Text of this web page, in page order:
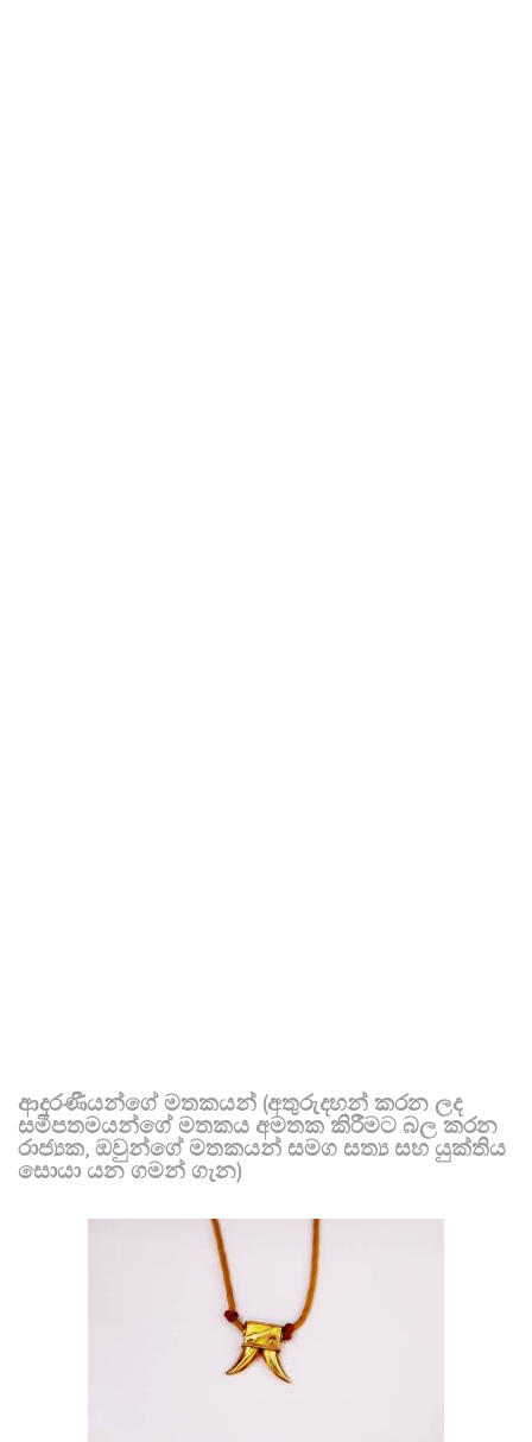
ආදරණීයන්ගේ මතකයන් (අතුරුදහන් කරන ලද
සමීපතමයන්ගේ මතකය අමතක කිරීමට බල කරන
රාජ්‍යක, ඔවුන්ගේ මතකයන් සමග සත්‍ය සහ යුක්තිය
සොයා යන ගමන් ගැන)